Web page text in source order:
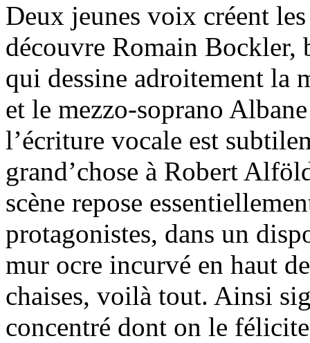
Deux jeunes voix créent
découvre Romain Bockler,
qui dessine adroitement la
et le mezzo-soprano
l’écriture vocale est
grand’chose à Robert
scène repose
protagonistes, dans un
mur ocre incurvé en haut
chaises, voilà tout. Ainsi
concentré dont on le